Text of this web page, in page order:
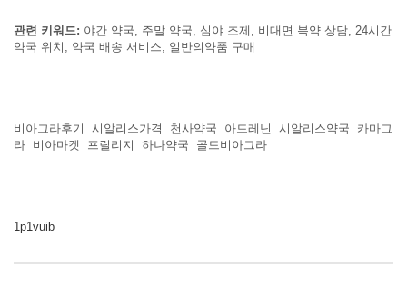
관련 키워드: 야간 약국, 주말 약국, 심야 조제, 비대면 복약 상담, 24시간
약국 위치, 약국 배송 서비스, 일반의약품 구매
비아그라후기 시알리스가격 천사약국 아드레닌 시알리스약국
카마그
라 비아마켓 프릴리지 하나약국 골드비아그라
1p1vuib